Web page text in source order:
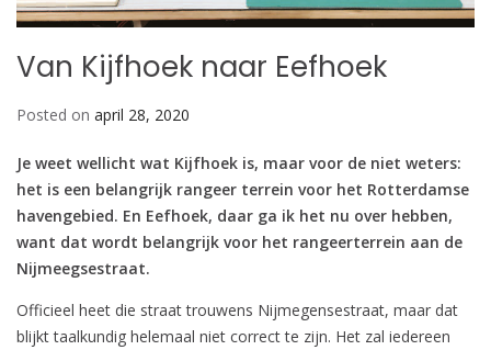
Van Kijfhoek naar Eefhoek
Posted on april 28, 2020
Je weet wellicht wat Kijfhoek is, maar voor de niet weters:
het is een belangrijk rangeer terrein voor het Rotterdamse
havengebied. En Eefhoek, daar ga ik het nu over hebben,
want dat wordt belangrijk voor het rangeerterrein aan de
Nijmeegsestraat.
Officieel heet die straat trouwens Nijmegensestraat, maar dat
blijkt taalkundig helemaal niet correct te zijn. Het zal iedereen